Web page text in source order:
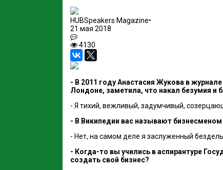
HUBSpeakers Magazine•
21 мая 2018
4130
- В 2011 году Анастасия Жукова в
Лондоне, заметила, что накал безумия и
- Я тихий, вежливый, задумчивый,
- В Википедии вас называют
- Нет, на самом деле я заслуженный
- Когда-то вы учились в аспирантуре
создать свой бизнес?